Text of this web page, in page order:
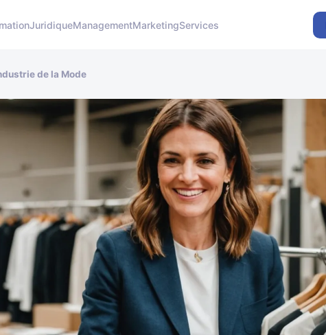
JuridiqueManagementMarketingServices
de la Mode